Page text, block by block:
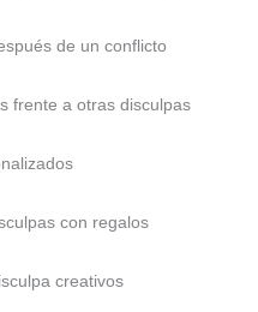
de un conflicto
frente a otras disculpas
con regalos
creativos